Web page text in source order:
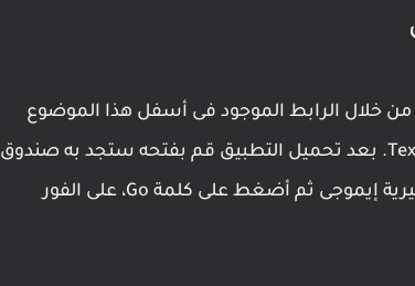
من خلال الرابط الموجود فى أسفل هذا الموضوع
لتحميل أفضل تطبيق لتحويل النص إلى إيموجى Text to Emoji. بعد تحميل التطبيق قم بفتحه ستجد به صندوق
به Your Text قم بكتابة النص الذى تريد تحويله إلى رموز تعبيرية إيموجى ثم أضغط على كلمة Go، على الفور